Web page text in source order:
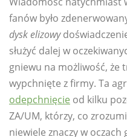
fanów było
dysk elizowy
służyć dalej w
gniewu na możliwość, że
wypchnięte z firmy. Ta
odepchnięcie od kilku
ZA/UM, którzy, co
niewiele znaczy w oczach